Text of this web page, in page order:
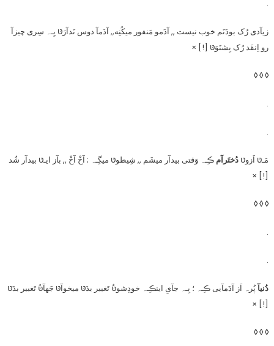
.
زیآدی رُک بودَنَم خوب نیست ,, آدَمو مَنفور میکُنِه,, آدَمآ دوس نَدآرَטּ یِـہ سِری چیزآ
رو اِنقَد رُک بِشنَوَטּ [!] ×
◊ ◊ ◊
.
.
مَـטּ اَزوטּ دُختَرآم ڪِـہ وَقتی بیدآر میشَم ,, شِیطوטּ میگِـہ ; آخْ آخْ ,, بآز ایـטּ بیدآر شُد
[!] ×
◊ ◊ ◊
.
.
دُنیآپُرہ اَز آدَمآیی ڪِـہ ؛ بِـہ جآیِ اینڪِـہ خودِشوטּُ تَغییر بدَטּ میخوآטּ جَهآטּُ تَغییر بدَטּ
[!] ×
◊ ◊ ◊